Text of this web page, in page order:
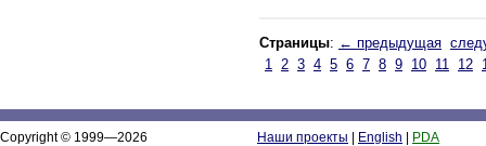
Страницы: ← предыдущая
1 2 3 4 5 6 7 8 9 10 11 12
Copyright © 1999—2026
Наши проекты English
PDA